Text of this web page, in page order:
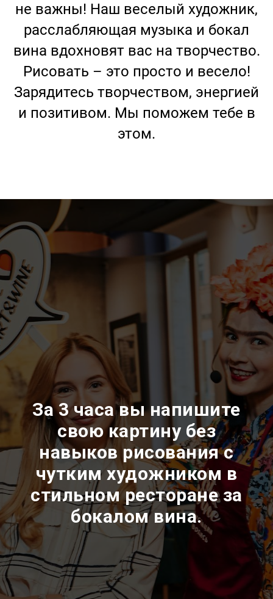
не важны! Наш веселый художник,
расслабляющая музыка и бокал
вина вдохновят вас на творчество.
Рисовать – это просто и весело!
Зарядитесь творчеством, энергией
и позитивом. Мы поможем тебе в
этом.
За 3 часа вы напишите
свою картину без
навыков рисования с
чутким художником в
стильном ресторане за
бокалом вина.